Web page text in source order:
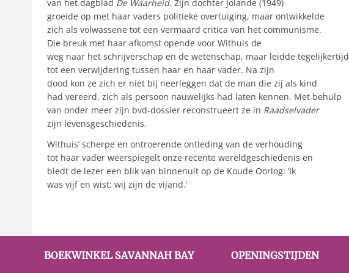
van het dagblad De Waarheid. Zijn dochter Jolande (1949)
groeide op met haar vaders politieke overtuiging, maar ontwikkelde
zich als volwassene tot een vermaard critica van het communisme.
Die breuk met haar afkomst opende voor Withuis de
weg naar het schrijverschap en de wetenschap, maar leidde tegelijkertijd
tot een verwijdering tussen haar en haar vader. Na zijn
dood kon ze zich er niet bij neerleggen dat de man die zij als kind
had vereerd, zich als persoon nauwelijks had laten kennen. Met behulp
van onder meer zijn bvd-dossier reconstrueert ze in Raadselvader
zijn levensgeschiedenis.
Withuis’ scherpe en ontroerende ontleding van de verhouding
tot haar vader weerspiegelt onze recente wereldgeschiedenis en
biedt de lezer een blik van binnenuit op de Koude Oorlog: ‘Ik
was vijf en wist: wij zijn de vijand.’
BOEKWINKEL SAVANNAH BAY OPENINGSTIJDEN